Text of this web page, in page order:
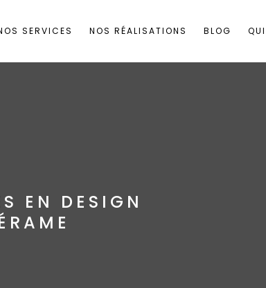
SERVICES NOS RÉALISATIONS BLOG
EN DESIGN